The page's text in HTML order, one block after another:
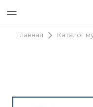
Главная Каталог